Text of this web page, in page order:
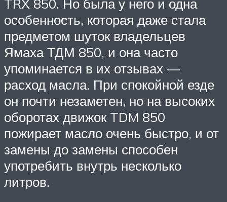
TRX 850. Но была у него и одна
особенность, которая даже стала
предметом шуток владельцев
Ямаха ТДМ 850, и она часто
упоминается в их отзывах —
расход масла. При спокойной езде
он почти незаметен, но на высоких
оборотах движок TDM 850
пожирает масло очень быстро, и от
замены до замены способен
употребить внутрь несколько
литров.